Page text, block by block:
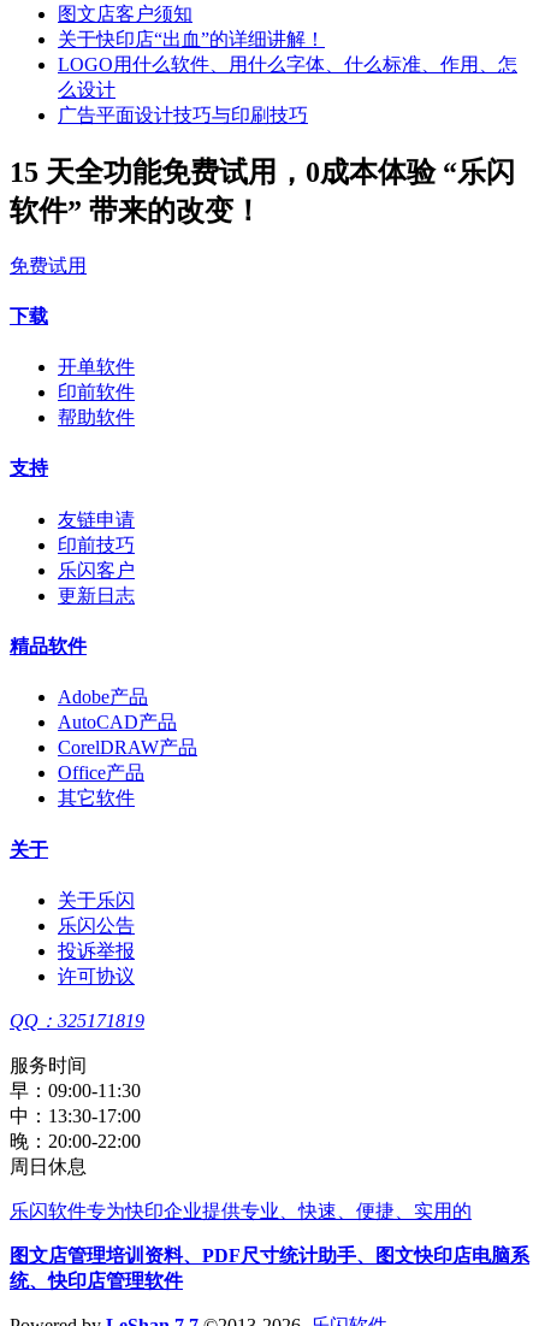
图文店客户须知
关于快印店“出血”的详细讲解！
LOGO用什么软件、用什么字体、什么标准、作用、怎
么设计
广告平面设计技巧与印刷技巧
15 天全功能免费试用，0成本体验 “乐闪
软件” 带来的改变！
免费试用
下载
开单软件
印前软件
帮助软件
支持
友链申请
印前技巧
乐闪客户
更新日志
精品软件
Adobe产品
AutoCAD产品
CorelDRAW产品
Office产品
其它软件
关于
关于乐闪
乐闪公告
投诉举报
许可协议
QQ：325171819
服务时间
早：09:00-11:30
中：13:30-17:00
晚：20:00-22:00
周日休息
乐闪软件专为快印企业提供专业、快速、便捷、实用的
图文店管理培训资料、 PDF尺寸统计助手、
图文快印店电脑系
统、快印店管理软件